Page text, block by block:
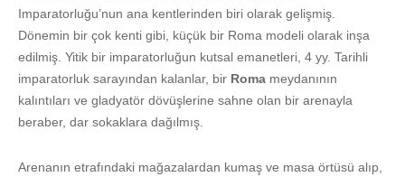
Imparatorluğu’nun ana kentlerinden biri olarak gelişmiş.
Dönemin bir çok kenti gibi, küçük bir Roma modeli olarak inşa
edilmiş. Yitik bir imparatorluğun kutsal emanetleri, 4 yy. Tarihli
imparatorluk sarayından kalanlar, bir Roma meydanının
kalıntıları ve gladyatör dövüşlerine sahne olan bir arenayla
beraber, dar sokaklara dağılmış.
Arenanın etrafındaki mağazalardan kumaş ve masa örtüsü alıp,